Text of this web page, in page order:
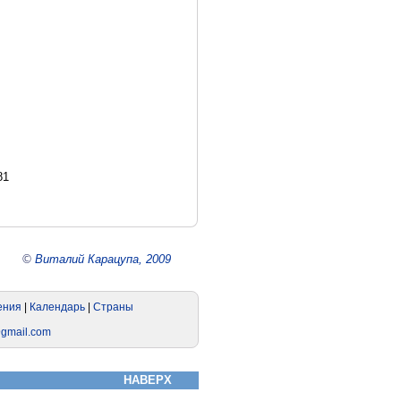
© Виталий Карацупа, 2009
НАВЕРХ